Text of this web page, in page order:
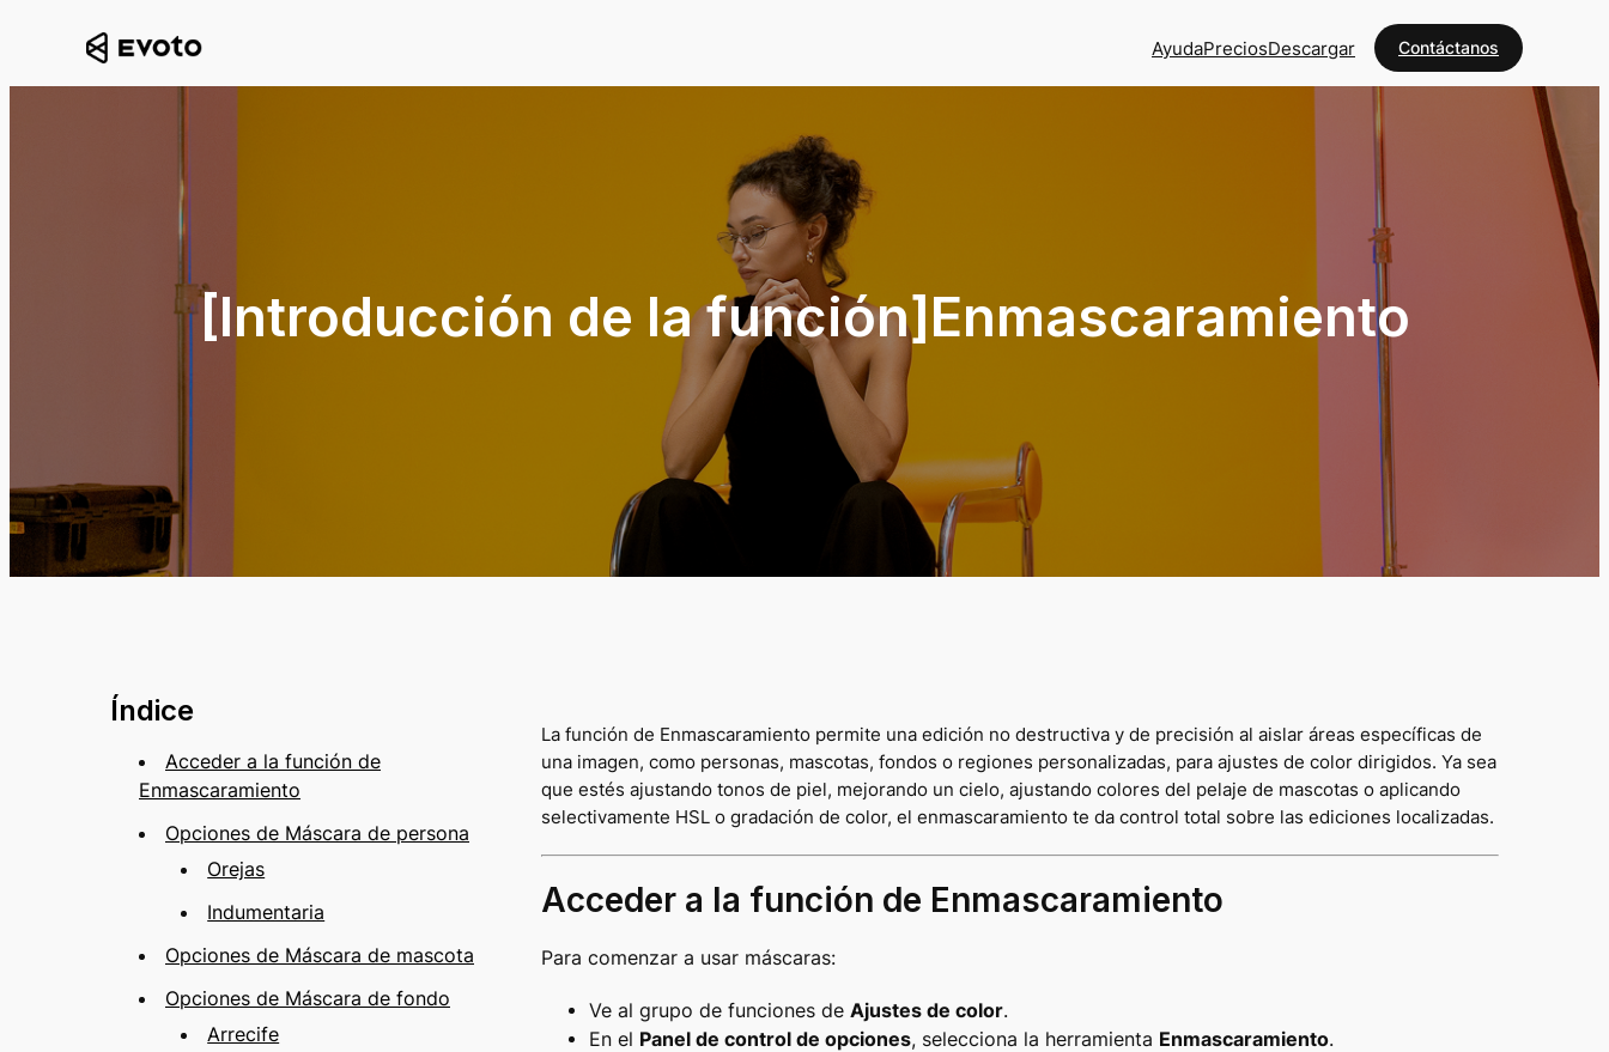
AyudaPreciosDescargar Contáctanos
[Introducción de la función]Enmascaramiento
Índice
Acceder a la función de
Enmascaramiento
Opciones de Máscara de persona
Orejas
Indumentaria
Opciones de Máscara de mascota
Opciones de Máscara de fondo
Arrecife
La función de Enmascaramiento permite una edición no destructiva y de precisión al aislar áreas específicas de
una imagen, como personas, mascotas, fondos o regiones personalizadas, para ajustes de color dirigidos. Ya sea
que estés ajustando tonos de piel, mejorando un cielo, ajustando colores del pelaje de mascotas o aplicando
selectivamente HSL o gradación de color, el enmascaramiento te da control total sobre las ediciones localizadas.
Acceder a la función de Enmascaramiento
Para comenzar a usar máscaras:
Ve al grupo de funciones de Ajustes de color.
En el Panel de control de opciones, selecciona la herramienta Enmascaramiento.